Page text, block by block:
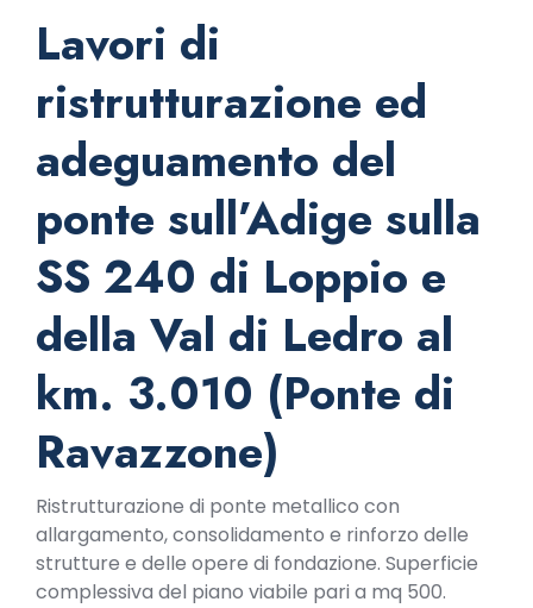
Lavori di
ristrutturazione ed
adeguamento del
ponte sull’Adige sulla
SS 240 di Loppio e
della Val di Ledro al
km. 3.010 (Ponte di
Ravazzone)
Ristrutturazione di ponte metallico con
allargamento, consolidamento e rinforzo delle
strutture e delle opere di fondazione. Superficie
complessiva del piano viabile pari a mq 500.